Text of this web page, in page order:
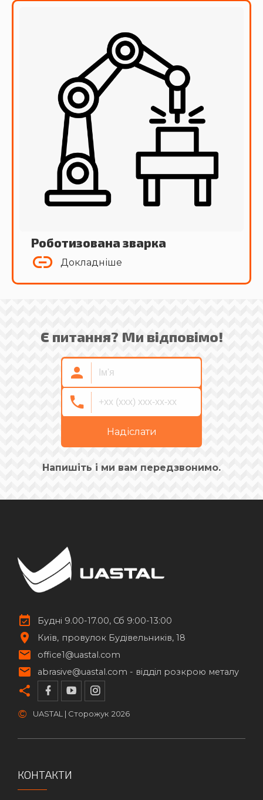
Роботизована зварка
Докладніше
Є питання? Ми відповімо!
Надіслати
Напишіть і ми вам передзвонимо.
Будні 9.00-17.00, Сб 9:00-13:00
Київ
провулок Будівельників, 18
office1@uastal.com
abrasive@uastal.com - відділ розкрою металу
© UASTAL | Сторожук 2026
КОНТАКТИ